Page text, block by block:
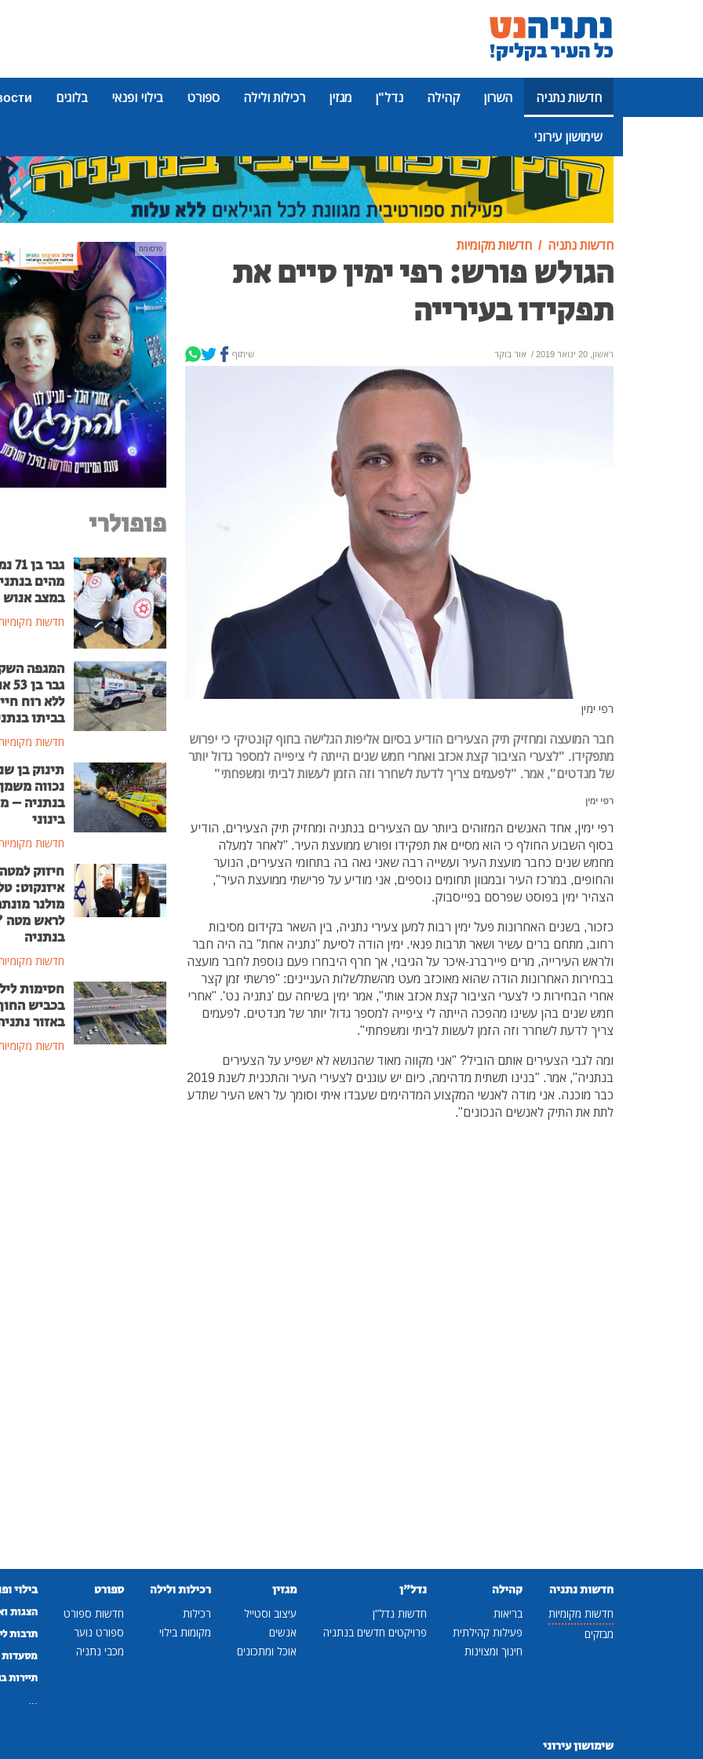
חדשות נתניה השרון קהילה נדל"ן מגזין רכילות ולילה ספורט בילוי ופנאי בלוגים
שימושון עירוני
פרסומת
חדשות נתניה חדשות מקומיות
הגולש פורש: רפי ימין סיים את
תפקידו בעירייה
ראשון, 20 ינואר 2019 / אור בוקר שיתוף
רפי ימין
חבר המועצה ומחזיק תיק הצעירים הודיע בסיום אליפות הגלישה בחוף קונטיקי כי יפרוש
מתפקידו. "לצערי הציבור קצת אכזב ואחרי חמש שנים הייתה לי ציפייה למספר גדול יותר
של מנדטים", אמר. "לפעמים צריך לדעת לשחרר וזה הזמן לעשות לביתי ומשפחתי"
רפי ימין
רפי ימין, אחד האנשים המזוהים ביותר עם הצעירים בנתניה ומחזיק תיק הצעירים, הודיע
בסוף השבוע החולף כי הוא מסיים את תפקידו ופורש ממועצת העיר. "לאחר למעלה
מחמש שנים כחבר מועצת העיר ועשייה רבה שאני גאה בה בתחומי הצעירים, הנוער
והחופים, במרכז העיר ובמגוון תחומים נוספים, אני מודיע על פרישתי ממועצת העיר",
הצהיר ימין בפוסט שפרסם בפייסבוק.
כזכור, בשנים האחרונות פעל ימין רבות למען צעירי נתניה, בין השאר בקידום מסיבות
רחוב, מתחם ברים עשיר ושאר תרבות פנאי. ימין הודה לסיעת "נתניה אחת" בה היה חבר
ולראש העירייה, מרים פיירברג-איכר על הגיבוי, אך חרף היבחרו פעם נוספת לחבר מועצה
בבחירות האחרונות הודה שהוא מאוכזב מעט מהשתלשלות העניינים: "פרשתי זמן קצר
אחרי הבחירות כי לצערי הציבור קצת אכזב אותי", אמר ימין בשיחה עם 'נתניה נט'. "אחרי
חמש שנים בהן עשינו מהפכה הייתה לי ציפייה למספר גדול יותר של מנדטים. לפעמים
צריך לדעת לשחרר וזה הזמן לעשות לביתי ומשפחתי".
ומה לגבי הצעירים אותם הוביל? "אני מקווה מאוד שהנושא לא ישפיע על הצעירים
בנתניה", אמר. "בנינו תשתית מדהימה, כיום יש עוגנים לצעירי העיר והתכנית לשנת 2019
כבר מוכנה. אני מודה לאנשי המקצוע המדהימים שעבדו איתי וסומך על ראש העיר שתדע
לתת את התיק לאנשים הנכונים".
פרסומת
פופולרי
גבר
מהים
במצב אנוש
חדשות
המגפה
גבר
ללא רוח
בביתו
חדשות
תינוק בן
נכווה
בנתניה –
בינוני
חדשות
חיזוק למטה
איזנקוט:
מולנר
לראש
בנתניה
חדשות
חסימות
בכביש
באזור
חדשות
חדשות נתניה
חדשות מקומיות
מבזקים
קהילה
בריאות
פעילות קהילתית
חינוך ומצוינות
נדל"ן
חדשות נדל"ן
פרויקטים חדשים בנתניה
מגזין
עיצוב וסטייל
אנשים
אוכל ומתכונים
רכילות ולילה
רכילות
מקומות בילוי
ספורט
חדשות ספורט
ספורט נוער
מכבי נתניה
בילוי
הצגות
תרבות
מסעדות
תיירות
שימושון עירוני